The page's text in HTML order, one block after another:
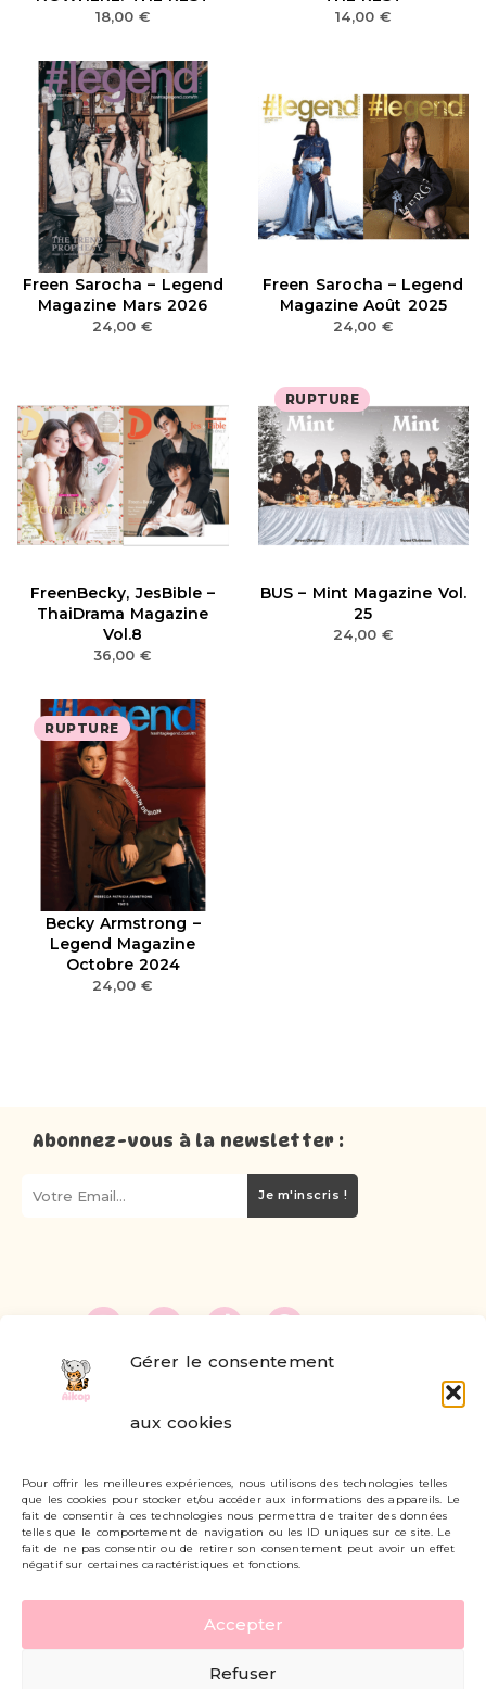
Gérer le consentement
aux cookies
Pour offrir les meilleures expériences, nous utilisons des technologies telles
que les cookies pour stocker et/ou accéder aux informations des appareils. Le
fait de consentir à ces technologies nous permettra de traiter des données
telles que le comportement de navigation ou les ID uniques sur ce site. Le
fait de ne pas consentir ou de retirer son consentement peut avoir un effet
négatif sur certaines caractéristiques et fonctions.
Accepter
Refuser
18,00 € 14,00 €
Freen Sarocha – Legend
Magazine Mars 2026
24,00€
Freen Sarocha – Legend
Magazine Août 2025
24,00 €
FreenBecky, JesBible –
ThaiDrama Magazine
Vol.8
36,00€
RUPTURE
BUS – Mint Magazine Vol.
25
24,00 €
RUPTURE
Becky Armstrong –
Legend Magazine
Octobre 2024
24,00€
Abonnez-vous à la newsletter :
Je m'inscris !
Livraisons et retours
Mon compte
Carte cadeau
Politique de confidentialité
Mentions légales - CGV